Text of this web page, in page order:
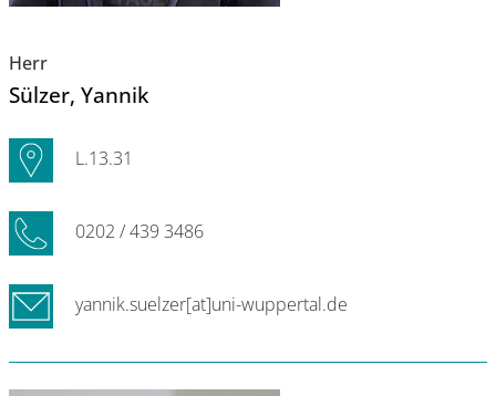
Herr
Sülzer, Yannik
L.13.31
0202 / 439 3486
yannik.suelzer[at]uni-wuppertal.de